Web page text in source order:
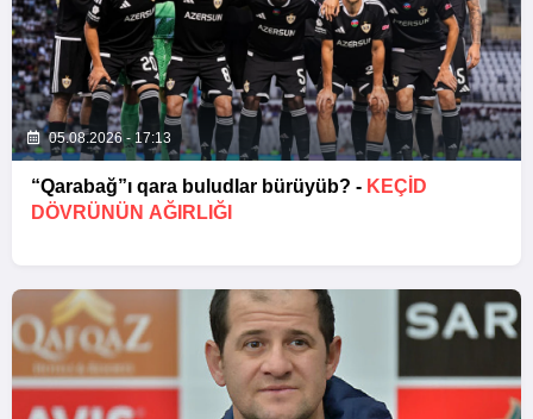
05.08.2026 - 17:13
“Qarabağ”ı qara buludlar bürüyüb? - KEÇID
DÖVRÜNÜN AĞIRLIĞI